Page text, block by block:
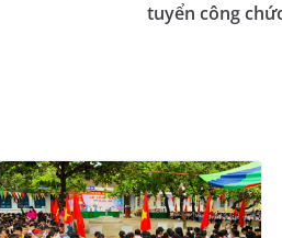
tuyển công